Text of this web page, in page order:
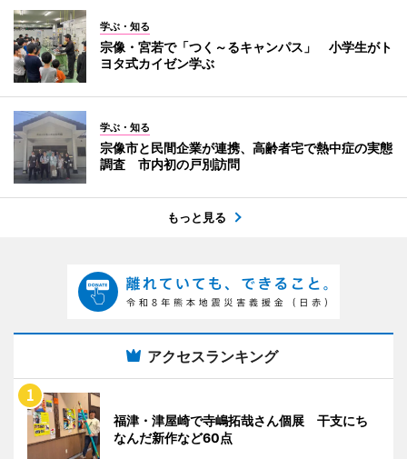
学ぶ・知る
宗像・宮若で「つく～るキャンパス」 小学生がト
ヨタ式カイゼン学ぶ
学ぶ・知る
宗像市と民間企業が連携、高齢者宅で熱中症の実態
調査 市内初の戸別訪問
もっと見る
アクセスランキング
福津・津屋崎で寺嶋拓哉さん個展 干支にち
なんだ新作など60点